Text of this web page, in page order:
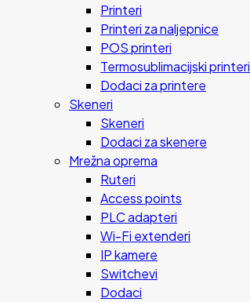
Printeri
Printeri za naljepnice
POS printeri
Termosublimacijski printeri
Dodaci za printere
Skeneri
Skeneri
Dodaci za skenere
Mrežna oprema
Ruteri
Access points
PLC adapteri
Wi-Fi extenderi
IP kamere
Switchevi
Dodaci